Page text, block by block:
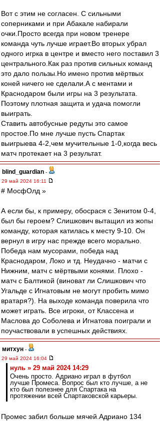
Вот с этим не согласен. С сильными
соперниками и при Абакале набирали
очки.Просто всегда при новом тренере
команда чуть лучше играет.Во вторых убрал
одного игрка в центре и вместо него поставил 3
центрального.Как раз против сильных команд
это дало пользы.Но имено против мёртвых
коней ничего не сделали.А с ментами и
Краснодаром были игры на 3 результата.
Поэтому плотная защита и удача помогли
выиграть.
Ставить автобусные редуты это самое
простое.По мне лучше пусть Спартак
выигрыева 4-2,чем мучительные 1-0,когда весь
матч протекает на 3 результат.
blind_guardian -
29 май 2024 16:11
# МосфОлд »
А если бы, к примеру, обосрася с Зенитом 0-4,
был бы героем? Слишкович вытащил из жопы
команду, которая катилась к месту 9-10. Он
вернул в игру нас прежде всего морально.
Победа нам мусорами, победа над
Краснодаром, Локо и тд. Неудачно - матчи с
Нижним, матч с мёртвыми конями. Плохо -
матч с Балтикой (виноват ли Слишкович что
Угальде с Игнатовым не могут пробить мимо
вратаря?). На выходе команда поверила что
может играть. Все игроки, от Классена и
Маслова до Соболева и Игнатова поиграли и
поучаствовали в успешных действиях.
митхун -
29 май 2024 16:04
нуль » 29 май 2024 14:29
Очень просто. Адриано играл в футбол
лучше Промеса. Вопрос был кто лучше, а не
кто был полезнее для Спартака на
протяжении всей Спартаковской карьеры.
Промес забил больше мячей.Адриано 134